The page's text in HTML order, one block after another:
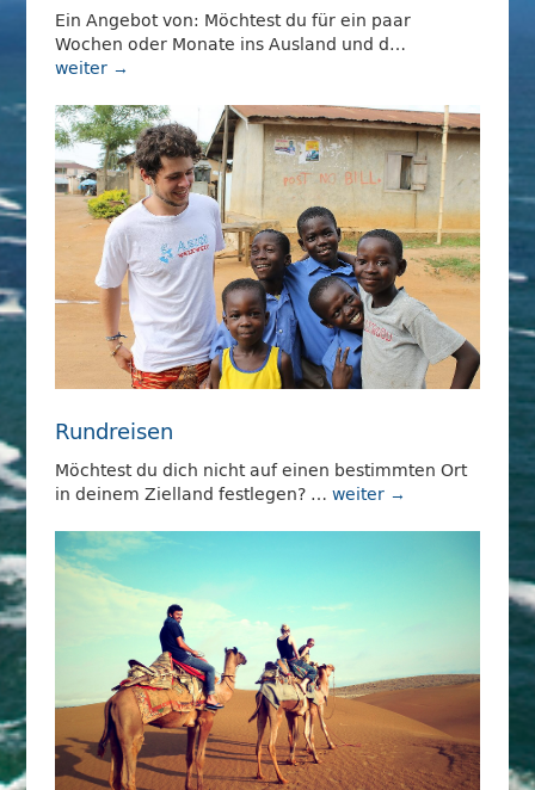
Ein Angebot von: Möchtest du für ein paar
Wochen oder Monate ins Ausland und d…
weiter →
Rundreisen
Möchtest du dich nicht auf einen bestimmten Ort
in deinem Zielland festlegen? … weiter →